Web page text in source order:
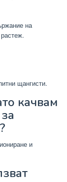
на
щангисти.
качвам
и